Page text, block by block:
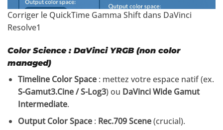
Corriger le QuickTime Gamma Shift dans DaVinci
Resolve1
Color Science : DaVinci YRGB(non color
managed)
Timeline Color Space: mettez votre espace natif (ex.
S-Gamut3.Cine / S-Log3) ou DaVinci Wide Gamut
Intermediate.
Output Color Space: Rec.709 Scene(crucial).